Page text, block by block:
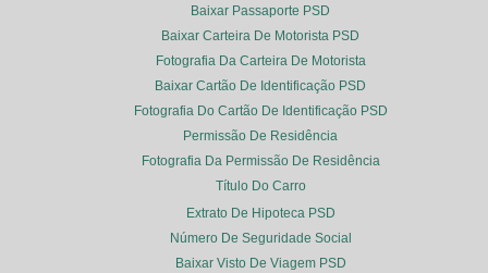
Baixar Passaporte PSD
Baixar Carteira De Motorista PSD
Fotografia Da Carteira De Motorista
Baixar Cartão De Identificação PSD
Fotografia Do Cartão De Identificação PSD
Permissão De Residência
Fotografia Da Permissão De Residência
Título Do Carro
Extrato De Hipoteca PSD
Número De Seguridade Social
Baixar Visto De Viagem PSD